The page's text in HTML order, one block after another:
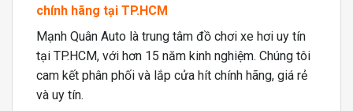
chính hãng tại TP.HCM
Mạnh Quân Auto là trung tâm đồ chơi xe hơi uy tín
tại TP.HCM, với hơn 15 năm kinh nghiệm. Chúng tôi
cam kết phân phối và lắp cửa hít chính hãng, giá rẻ
và uy tín.